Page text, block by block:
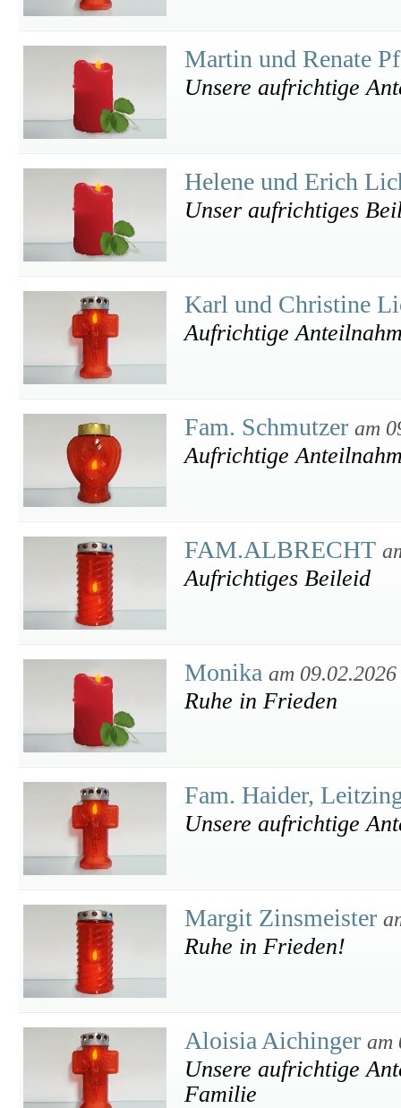
Martin und Renate
Unsere aufrichtige
Helene und Erich
Unser aufrichtiges
Karl und Christine
Aufrichtige
Fam. Schmutzer am
Aufrichtige
FAM.ALBRECHT
Aufrichtiges Beileid
Monika am 09.02.2026
Ruhe in Frieden
Fam. Haider,
Unsere aufrichtige
Margit Zinsmeister
Ruhe in Frieden!
Aloisia Aichinger am
Unsere aufrichtige
Familie